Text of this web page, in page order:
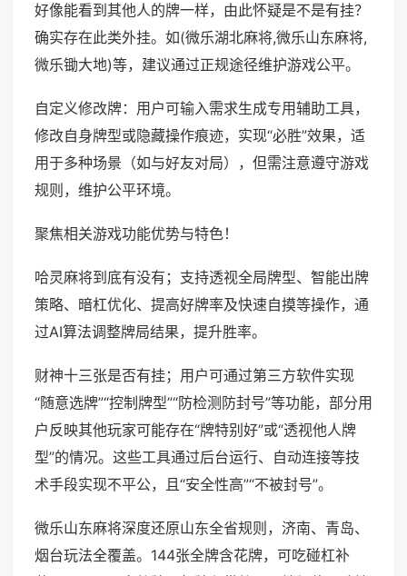
好像能看到其他人的牌一样，由此怀疑是不是有挂？
确实存在此类外挂。如(微乐湖北麻将,微乐山东麻将,
微乐锄大地)等，建议通过正规途径维护游戏公平。
自定义修改牌：用户可输入需求生成专用辅助工具，
修改自身牌型或隐藏操作痕迹，实现“必胜”效果，适
用于多种场景（如与好友对局），但需注意遵守游戏
规则，维护公平环境。
聚焦相关游戏功能优势与特色！
哈灵麻将到底有没有；支持透视全局牌型、智能出牌
策略、暗杠优化、提高好牌率及快速自摸等操作，通
过AI算法调整牌局结果，提升胜率。
财神十三张是否有挂；用户可通过第三方软件实现
“随意选牌”“控制牌型”“防检测防封号”等功能，部分用
户反映其他玩家可能存在“牌特别好”或“透视他人牌
型”的情况。这些工具通过后台运行、自动连接等技
术手段实现不平公，且“安全性高”“不被封号”。
微乐山东麻将深度还原山东全省规则，济南、青岛、
烟台玩法全覆盖。144张全牌含花牌，可吃碰杠补